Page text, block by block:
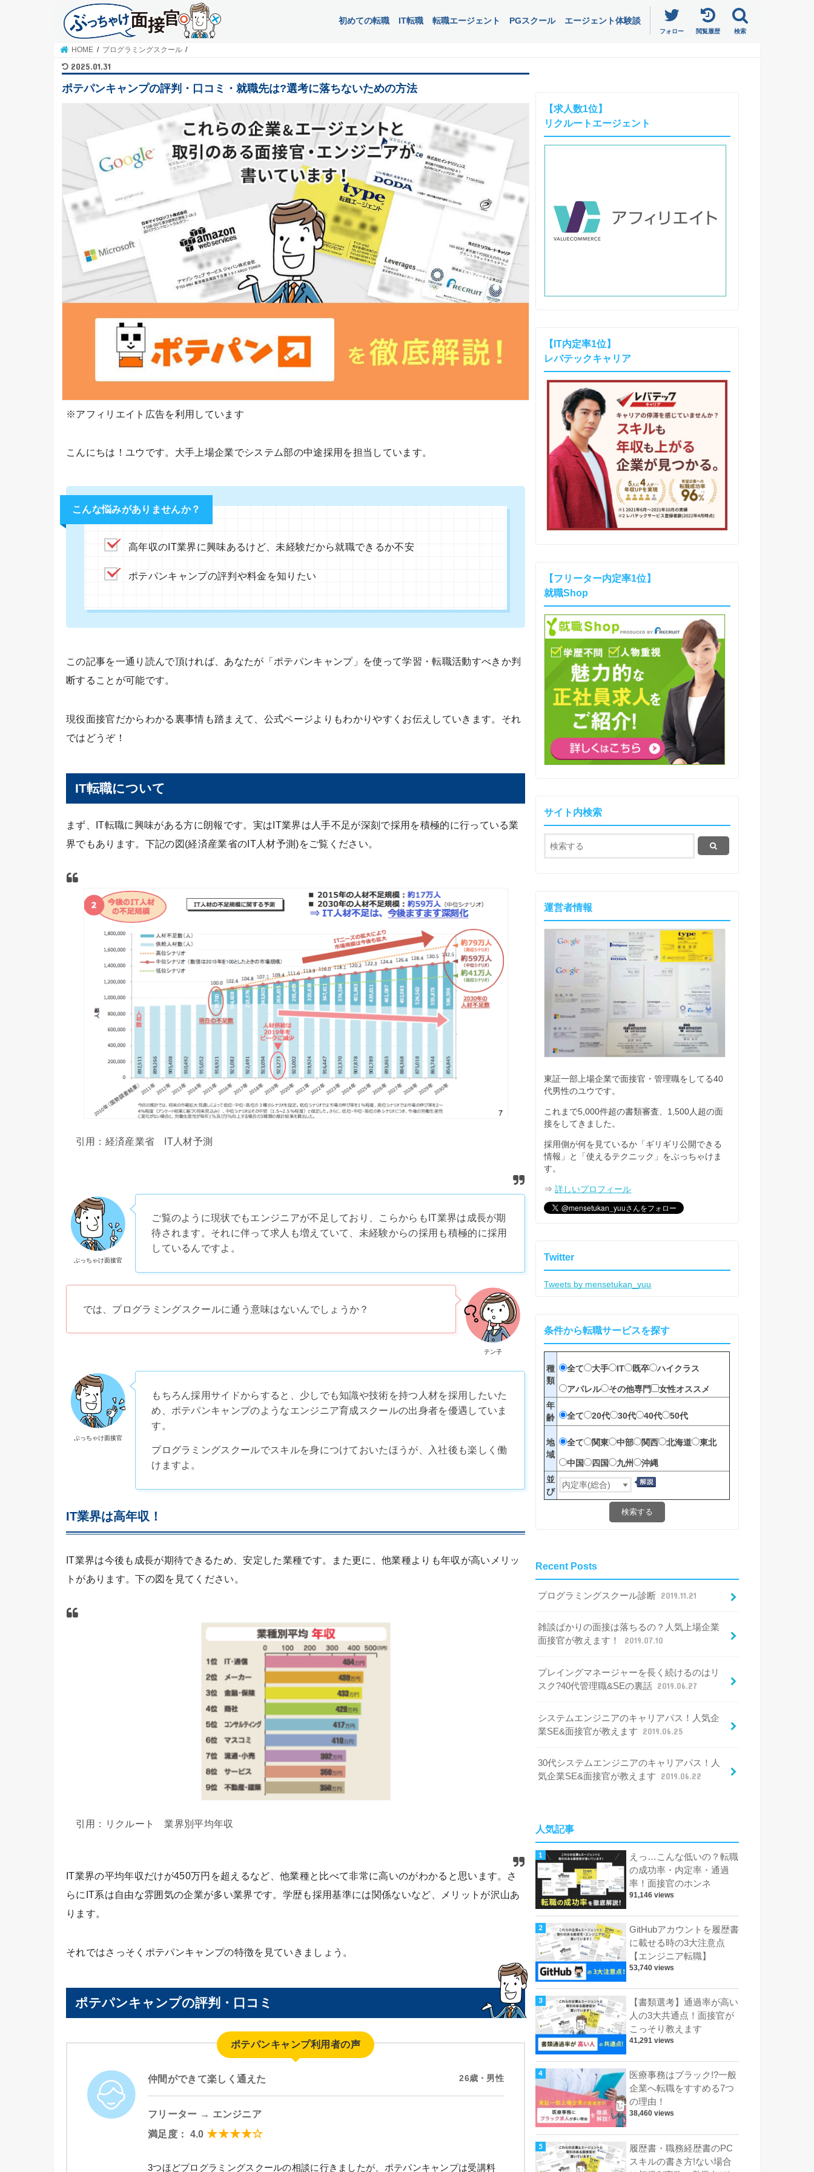
初めての転職 IT転職 転職エージェント PGスクール エージェント体験談
フォロー 閲覧履歴 検索
HOME プログラミングスクール
2025.01.31
ポテパンキャンプの評判・口コミ・就職先は?選考に落ちないための方法
※アフィリエイト広告を利用しています
こんにちは！ユウです。大手上場企業でシステム部の中途採用を担当しています。
こんな悩みがありませんか？
高年収のIT業界に興味あるけど、未経験だから就職できるか不安
ポテパンキャンプの評判や料金を知りたい
この記事を一通り読んで頂ければ、あなたが「ポテパンキャンプ」を使って学習・転職活動すべきか判
断することが可能です。
現役面接官だからわかる裏事情も踏まえて、公式ページよりもわかりやすくお伝えしていきます。それ
ではどうぞ！
IT転職について
まず、IT転職に興味がある方に朗報です。 実はIT業界は人手不足が深刻で採用を積極的に行っている業
界でもあります。 下記の図(経済産業省のIT人材予測)をご覧ください。
引用：経済産業省 IT人材予測
ぶっちゃけ面接官
ご覧のように現状でもエンジニアが不足しており、こらからもIT業界は成長が期
待されます。それに伴って求人も増えていて、未経験からの採用も積極的に採用
しているんですよ。
テン子
では、プログラミングスクールに通う意味はないんでしょうか？
ぶっちゃけ面接官
もちろん採用サイドからすると、少しでも知識や技術を持つ人材を採用したいた
め、 ポテパンキャンプのようなエンジニア育成スクールの出身者を優遇していま
す。
プログラミングスクールでスキルを身につけておいたほうが、入社後も楽しく働
けますよ。
IT業界は高年収！
IT業界は今後も成長が期待できるため、安定した業種です。また更に、他業種よりも年収が高いメリッ
トがあります。下の図を見てください。
引用：リクルート 業界別平均年収
IT業界の平均年収だけが450万円を超えるなど、他業種と比べて非常に高いのがわかると思います。さ
らにIT系は自由な雰囲気の企業が多い業界です。学歴も採用基準には関係ないなど、メリットが沢山あ
ります。
それではさっそくポテパンキャンプの特徴を見ていきましょう。
ポテパンキャンプの評判・口コミ
ポテパンキャンプ利用者の声
仲間ができて楽しく通えた 26歳・男性
フリーター → エンジニア
満足度： 4.0 ★★★★☆
3つほどプログラミングスクールの相談に行きましたが、ポテパンキャンプは受講料
【求人数1位】
リクルートエージェント
【IT内定率1位】
レバテックキャリア
【フリーター内定率1位】
就職Shop
サイト内検索
運営者情報
東証一部上場企業で面接官・管理職をしてる40
代男性のユウです。
これまで5,000件超の書類審査、1,500人超の面
接をしてきました。
採用側が何を見ているか「ギリギリ公開できる
情報」と「使えるテクニック」をぶっちゃけま
す。
⇒詳しいプロフィール
Twitter
Tweets by mensetukan_yuu
条件から転職サービスを探す
種
類
全て 大手 IT 既卒 ハイクラス
アパレル その他専門
女性オススメ
年
齢
全て 20代 30代 40代 50代
地
域
全て 関東 中部 関西 北海道 東北
中国 四国 九州
沖縄
並
び
検索する
Recent Posts
プログラミングスクール診断 2019.11.21
雑談ばかりの面接は落ちるの？人気上場企業
面接官が教えます！
2019.07.10
プレイングマネージャーを長く続けるのはリ
スク?40代管理職&SEの裏話 2019.06.27
システムエンジニアのキャリアパス！人気企
業SE&面接官が教えます
2019.06.25
30代システムエンジニアのキャリアパス！人
気企業SE&面接官が教えます
2019.06.22
人気記事
えっ…こんな低いの？転職
の成功率・内定率・通過
率！面接官のホンネ
91,146 views
GitHubアカウントを履歴書
に載せる時の3大注意点
【エンジニア転職】
53,740 views
【書類選考】通過率が高い
人の3大共通点！面接官が
こっそり教えます
41,291 views
医療事務はブラック!?一般
企業へ転職をすすめる7つ
の理由！
38,460 views
履歴書・職務経歴書のPC
スキルの書き方!ない場合